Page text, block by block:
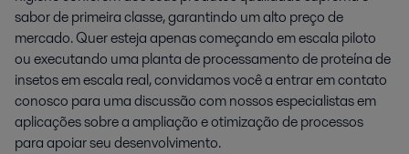
sabor de primeira classe, garantindo um alto preço de
mercado. Quer esteja apenas começando em escala piloto
ou executando uma planta de processamento de proteína de
insetos em escala real, convidamos você a entrar em contato
conosco para uma discussão com nossos especialistas em
aplicações sobre a ampliação e otimização de processos
para apoiar seu desenvolvimento.